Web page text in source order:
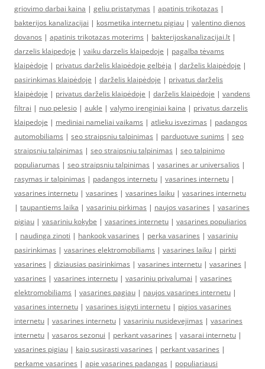
griovimo darbai kaina | geliu pristatymas | apatinis trikotazas |
bakterijos kanalizacijai | kosmetika internetu pigiau | valentino dienos
dovanos | apatinis trikotazas moterims | bakterijoskanalizacijai.lt |
darzelis klaipedoje | vaiku darzelis klaipedoje | pagalba tėvams
klaipėdoje | privatus darželis klaipėdoje gelbėja | darželis klaipėdoje |
pasirinkimas klaipėdoje | darželis klaipėdoje | privatus darželis
klaipėdoje | privatus darželis klaipėdoje | darželis klaipėdoje | vandens
filtrai | nuo pelesio | aukle | valymo irenginiai kaina | privatus darzelis
klaipedoje | mediniai nameliai vaikams | atlieku isvezimas | padangos
automobiliams | seo straipsniu talpinimas | parduotuve sunims | seo
straipsniu talpinimas | seo straipsniu talpinimas | seo talpinimo
populiarumas | seo straipsniu talpinimas | vasarines ar universalios |
rasymas ir talpinimas | padangos internetu | vasarines internetu |
vasarines internetu | vasarines | vasarines laiku | vasarines internetu
| taupantiems laika | vasariniu pirkimas | naujos vasarines | vasarines
pigiau | vasariniu kokybe | vasarines internetu | vasarines populiarios
| naudinga zinoti | hankook vasarines | perka vasarines | vasariniu
pasirinkimas | vasarines elektromobiliams | vasarines laiku | pirkti
vasarines | diziausias pasirinkimas | vasarines internetu | vasarines |
vasarines | vasarines internetu | vasariniu privalumai | vasarines
elektromobiliams | vasarines pagiau | naujos vasarines internetu |
vasarines internetu | vasarines isigyti internetu | pigios vasarines
internetu | vasarines internetu | vasariniu nusidevejimas | vasarines
internetu | vasaros sezonui | perkant vasarines | vasarai internetu |
vasarines pigiau | kaip susirasti vasarines | perkant vasarines |
perkame vasarines | apie vasarines padangas | populiariausi